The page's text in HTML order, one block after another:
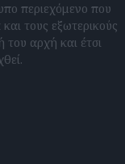
περιεχόμενο που
τους εξωτερικούς
του αρχή και έτσι